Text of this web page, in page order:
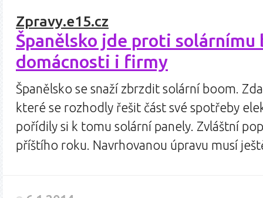
Zpravy.e15.cz
Španělsko jde proti solárnímu
domácnosti i firmy
Španělsko se snaží zbrzdit solární boom.
které se rozhodly řešit část své spotřeby
pořídily si k tomu solární panely. Zvláštní
příštího roku. Navrhovanou úpravu musí